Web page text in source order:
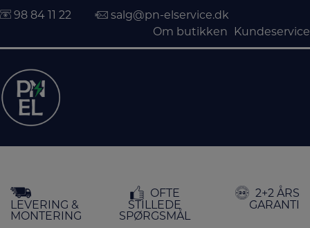
indholdet
98 84 11 22
salg@pn-elservice.dk
Om butikken
Kundeservice
LEVERING &
MONTERING
OFTE
STILLEDE
SPØRGSMÅL
2+2 ÅRS
GARANTI